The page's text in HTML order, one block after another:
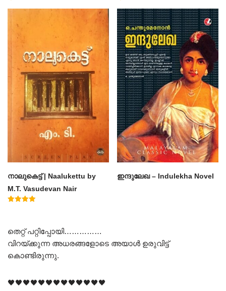
4.60
out of 5
നാലുകെട്ട് | Naalukettu by
M.T. Vasudevan Nair
ഇന്ദുലേഖ – Indulekha Novel
തെറ്റ് പറ്റിപ്പോയി……………
വിറയ്ക്കുന്ന അധരങ്ങളോടെ അയാൾ ഉരുവിട്ട്
കൊണ്ടിരുന്നു.
🖤🖤🖤🖤🖤🖤🖤🖤🖤🖤🖤🖤🖤